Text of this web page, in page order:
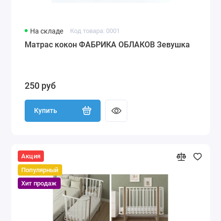
На складе Код товара: 0001
Матрас кокон ФАБРИКА ОБЛАКОВ Зевушка
250 руб
Купить
Акция
Популярный
Хит продаж